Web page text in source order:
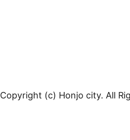
Copyright (c) Honjo city. All